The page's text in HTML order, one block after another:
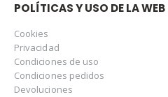
POLÍTICAS Y USO DE LA WEB
Cookies
Privacidad
Condiciones de uso
Condiciones pedidos
Devoluciones